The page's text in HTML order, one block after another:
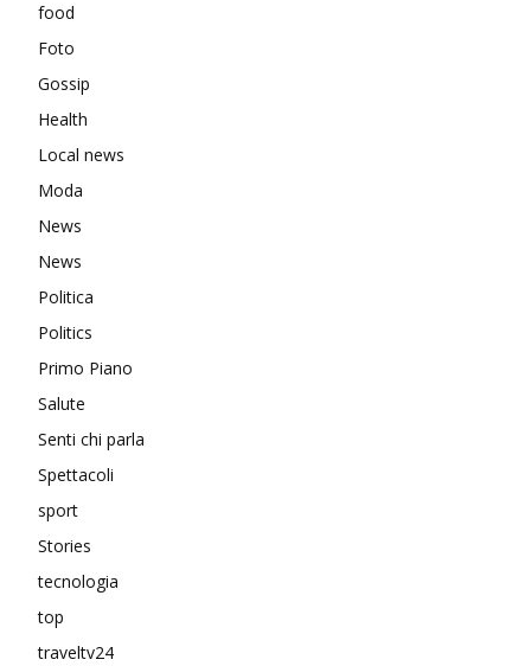
food
Foto
Gossip
Health
Local news
Moda
News
News
Politica
Politics
Primo Piano
Salute
Senti chi parla
Spettacoli
sport
Stories
tecnologia
top
traveltv24